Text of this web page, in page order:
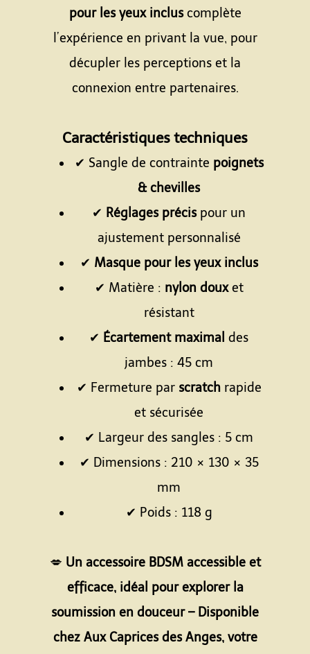
pour les yeux incluscomplète
l’expérience en privant la vue, pour
décupler les perceptions et la
connexion entre partenaires.
Caractéristiques techniques
✔ Sangle de contrainte poignets
& chevilles
✔ Réglages précispour un
ajustement personnalisé
✔ Masque pour les yeux inclus
✔ Matière : nylon douxet
résistant
✔ Écartement maximal des
jambes : 45 cm
✔ Fermeture par scratchrapide
et sécurisée
✔ Largeur des sangles : 5 cm
✔ Dimensions : 210 × 130 × 35
mm
✔ Poids : 118 g
💋 Un accessoire BDSM accessible et
efficace, idéal pour explorer la
soumission en douceur – Disponible
chez Aux Caprices des Anges, votre